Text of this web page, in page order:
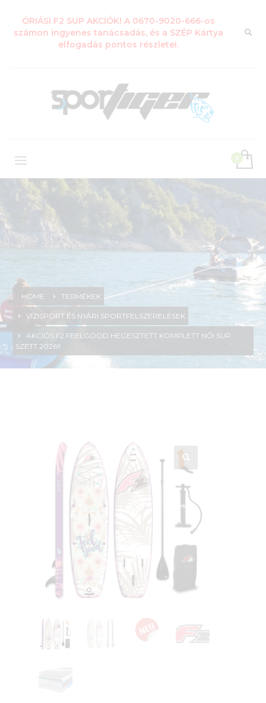
ÓRIÁSI F2 SUP AKCIÓK! A 0670-9020-666-os
számon ingyenes tanácsadás, és a SZÉP Kártya
elfogadás pontos részletei.
HOME TERMÉKEK
VÍZISPORT ÉS NYÁRI SPORTFELSZERELÉSEK
AKCIÓS F2 FEELGOOD HEGESZTETT KOMPLETT NŐI SUP
SZETT 2026!!